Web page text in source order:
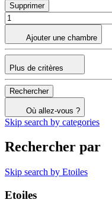
Supprimer
Ajouter une chambre
Plus de critères
Rechercher
Où allez-vous ?
Skip search by categories
Rechercher par
Skip search by Etoiles
Etoiles